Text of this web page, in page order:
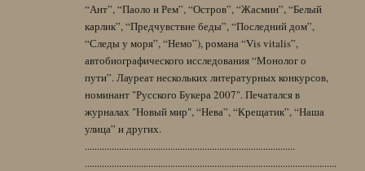
“Ант”, “Паоло и Рем”, “Остров”, “Жасмин”, “Белый
карлик”, “Предчувствие беды”, “Последний дом”,
“Следы у моря”, “Немо”), романа “Vis vitalis”,
автобиографического исследования “Монолог о
пути”. Лауреат нескольких литературных конкурсов,
номинант "Русского Букера 2007". Печатался в
журналах "Новый мир", “Нева”, “Крещатик”, “Наша
улица” и других.
......................................................................................
.......................................................................................................